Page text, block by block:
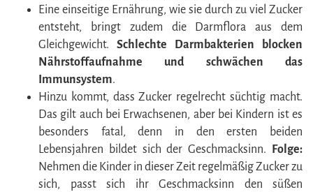
Eine einseitige Ernährung, wie sie durch zu viel Zucker
entsteht, bringt zudem die Darmflora aus dem
Gleichgewicht. Schlechte Darmbakterien blocken
Nährstoffaufnahme und schwächen das
Immunsystem.
Hinzu kommt, dass Zucker regelrecht süchtig macht.
Das gilt auch bei Erwachsenen, aber bei Kindern ist es
besonders fatal, denn in den ersten beiden
Lebensjahren bildet sich der Geschmacksinn.
Folge:
Nehmen die Kinder in dieser Zeit regelmäßig Zucker zu
sich, passt sich ihr Geschmacksinn den süßen